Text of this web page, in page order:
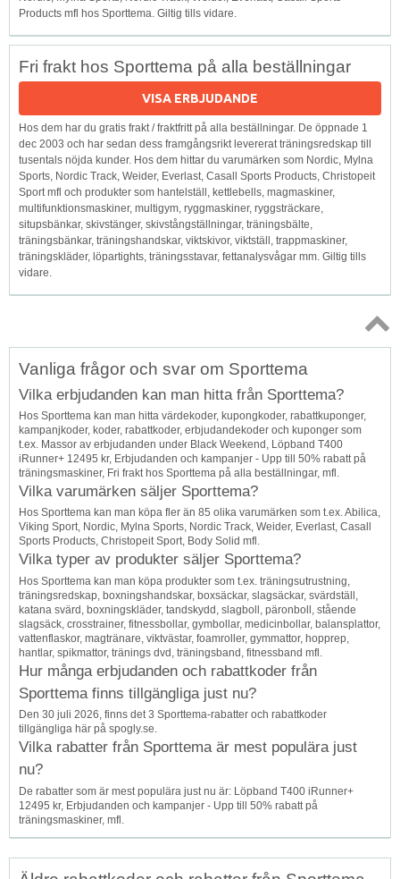
Products mfl hos Sporttema. Giltig tills vidare.
Fri frakt hos Sporttema på alla beställningar
VISA ERBJUDANDE
Hos dem har du gratis frakt / fraktfritt på alla beställningar. De öppnade 1
dec 2003 och har sedan dess framgångsrikt levererat träningsredskap till
tusentals nöjda kunder. Hos dem hittar du varumärken som Nordic, Mylna
Sports, Nordic Track, Weider, Everlast, Casall Sports Products, Christopeit
Sport mfl och produkter som hantelställ, kettlebells, magmaskiner,
multifunktionsmaskiner, multigym, ryggmaskiner, ryggsträckare,
situpsbänkar, skivstänger, skivstångställningar, träningsbälte,
träningsbänkar, träningshandskar, viktskivor, viktställ, trappmaskiner,
träningskläder, löpartights, träningsstavar, fettanalysvågar mm. Giltig tills
vidare.
Topp
Vanliga frågor och svar om Sporttema
Vilka erbjudanden kan man hitta från Sporttema?
Hos Sporttema kan man hitta värdekoder, kupongkoder, rabattkuponger,
kampanjkoder, koder, rabattkoder, erbjudandekoder och kuponger som
t.ex. Massor av erbjudanden under Black Weekend, Löpband T400
iRunner+ 12495 kr, Erbjudanden och kampanjer - Upp till 50% rabatt på
träningsmaskiner, Fri frakt hos Sporttema på alla beställningar, mfl.
Vilka varumärken säljer Sporttema?
Hos Sporttema kan man köpa fler än 85 olika varumärken som t.ex. Abilica,
Viking Sport, Nordic, Mylna Sports, Nordic Track, Weider, Everlast, Casall
Sports Products, Christopeit Sport, Body Solid mfl.
Vilka typer av produkter säljer Sporttema?
Hos Sporttema kan man köpa produkter som t.ex. träningsutrustning,
träningsredskap, boxningshandskar, boxsäckar, slagsäckar, svärdställ,
katana svärd, boxningskläder, tandskydd, slagboll, päronboll, stående
slagsäck, crosstrainer, fitnessbollar, gymbollar, medicinbollar, balansplattor,
vattenflaskor, magtränare, viktvästar, foamroller, gymmattor, hopprep,
hantlar, spikmattor, tränings dvd, träningsband, fitnessband mfl.
Hur många erbjudanden och rabattkoder från
Sporttema finns tillgängliga just nu?
Den 30 juli 2026, finns det 3 Sporttema-rabatter och rabattkoder
tillgängliga här på spogly.se.
Vilka rabatter från Sporttema är mest populära just
nu?
De rabatter som är mest populära just nu är: Löpband T400 iRunner+
12495 kr, Erbjudanden och kampanjer - Upp till 50% rabatt på
träningsmaskiner, mfl.